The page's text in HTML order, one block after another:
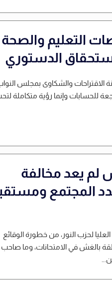
التعليم والصحة
الدستوري
الاقتراحات والشكاوى بمجلس
للحسابات وإنما رؤية متكاملة
لم يعد مخالفة
المجتمع
لحزب النور، من خطورة الوقائع
بالغش في الامتحانات، وما صاحب